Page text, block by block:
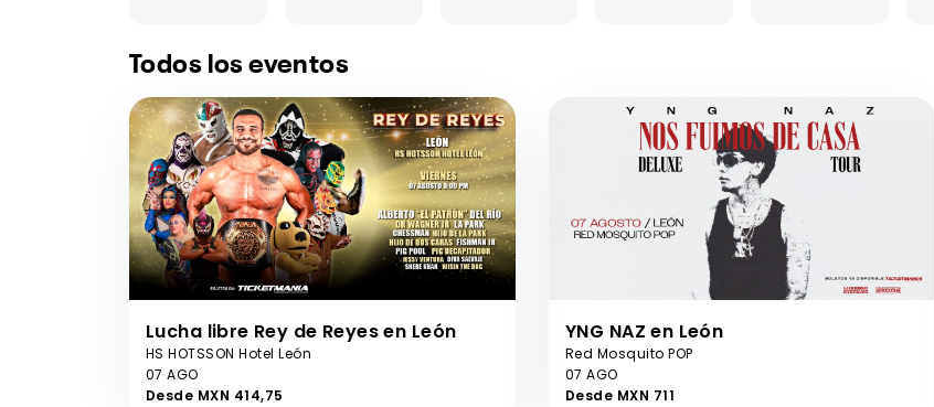
Todos los eventos
Lucha libre Rey de Reyes en León
HS HOTSSON Hotel León
07 AGO
Desde MXN 414,75
YNG NAZ en León
Red Mosquito POP
07 AGO
Desde MXN 711